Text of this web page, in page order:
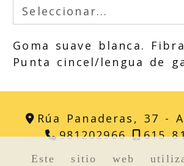
Este sitio web
Goma suave blanca.
Punta cincel/lengua de
Rúa Panaderas, 37 -
981202966
615